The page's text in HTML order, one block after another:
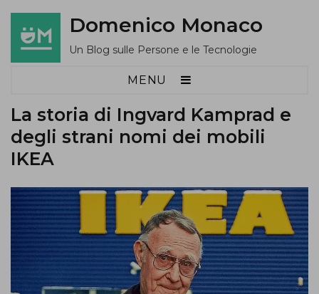
Domenico Monaco
Un Blog sulle Persone e le Tecnologie
MENU
La storia di Ingvard Kamprad e
degli strani nomi dei mobili
IKEA